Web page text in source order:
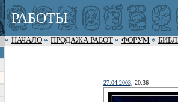
РАБОТЫ
НАЧАЛО ПРОДАЖА РАБОТ ФОРУМ
27.04.2003, 20:36